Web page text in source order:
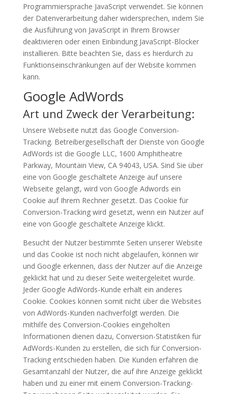
Programmiersprache JavaScript verwendet. Sie können
der Datenverarbeitung daher widersprechen, indem Sie
die Ausführung von JavaScript in Ihrem Browser
deaktivieren oder einen Einbindung JavaScript-Blocker
installieren. Bitte beachten Sie, dass es hierdurch zu
Funktionseinschränkungen auf der Website kommen
kann.
Google AdWords
Art und Zweck der Verarbeitung:
Unsere Webseite nutzt das Google Conversion-
Tracking. Betreibergesellschaft der Dienste von Google
AdWords ist die Google LLC, 1600 Amphitheatre
Parkway, Mountain View, CA 94043, USA. Sind Sie über
eine von Google geschaltete Anzeige auf unsere
Webseite gelangt, wird von Google Adwords ein
Cookie auf Ihrem Rechner gesetzt. Das Cookie für
Conversion-Tracking wird gesetzt, wenn ein Nutzer auf
eine von Google geschaltete Anzeige klickt.
Besucht der Nutzer bestimmte Seiten unserer Website
und das Cookie ist noch nicht abgelaufen, können wir
und Google erkennen, dass der Nutzer auf die Anzeige
geklickt hat und zu dieser Seite weitergeleitet wurde.
Jeder Google AdWords-Kunde erhält ein anderes
Cookie. Cookies können somit nicht über die Websites
von AdWords-Kunden nachverfolgt werden. Die
mithilfe des Conversion-Cookies eingeholten
Informationen dienen dazu, Conversion-Statistiken für
AdWords-Kunden zu erstellen, die sich für Conversion-
Tracking entschieden haben. Die Kunden erfahren die
Gesamtanzahl der Nutzer, die auf ihre Anzeige geklickt
haben und zu einer mit einem Conversion-Tracking-